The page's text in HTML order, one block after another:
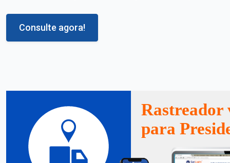
Consulte agora!
Rastreador
para